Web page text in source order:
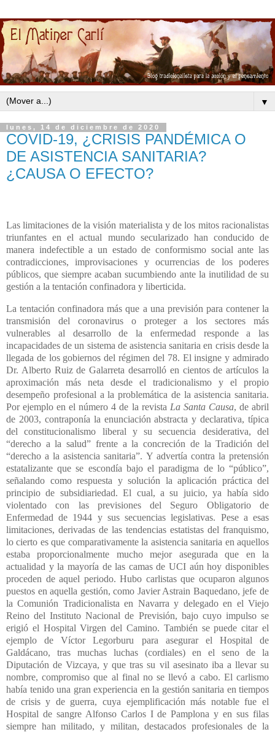
▼
lunes, 14 de diciembre de 2020
COVID-19, ¿CRISIS PANDÉMICA O
DE ASISTENCIA SANITARIA?
¿CAUSA O EFECTO?
Las limitaciones de la visión materialista y de los mitos racionalistas
triunfantes en el actual mundo secularizado han conducido de
manera indefectible a un estado de conformismo social ante las
contradicciones, improvisaciones y ocurrencias de los poderes
públicos, que siempre acaban sucumbiendo ante la inutilidad de su
gestión a la tentación confinadora y liberticida.
La tentación confinadora más que a una previsión para contener la
transmisión del coronavirus o proteger a los sectores más
vulnerables al desarrollo de la enfermedad responde a las
incapacidades de un sistema de asistencia sanitaria en crisis desde la
llegada de los gobiernos del régimen del 78. El insigne y admirado
Dr. Alberto Ruiz de Galarreta desarrolló en cientos de artículos la
aproximación más neta desde el tradicionalismo y el propio
desempeño profesional a la problemática de la asistencia sanitaria.
Por ejemplo en el número 4 de la revista La Santa Causa, de abril
de 2003, contraponía la enunciación abstracta y declarativa, típica
del constitucionalismo liberal y su secuencia desiderativa, del
“derecho a la salud” frente a la concreción de la Tradición del
“derecho a la asistencia sanitaria”. Y advertía contra la pretensión
estatalizante que se escondía bajo el paradigma de lo “público”,
señalando como respuesta y solución la aplicación práctica del
principio de subsidiariedad. El cual, a su juicio, ya había sido
violentado con las previsiones del Seguro Obligatorio de
Enfermedad de 1944 y sus secuencias legislativas. Pese a esas
limitaciones, derivadas de las tendencias estatistas del franquismo,
lo cierto es que comparativamente la asistencia sanitaria en aquellos
estaba proporcionalmente mucho mejor asegurada que en la
actualidad y la mayoría de las camas de UCI aún hoy disponibles
proceden de aquel periodo. Hubo carlistas que ocuparon algunos
puestos en aquella gestión, como Javier Astrain Baquedano, jefe de
la Comunión Tradicionalista en Navarra y delegado en el Viejo
Reino del Instituto Nacional de Previsión, bajo cuyo impulso se
erigió el Hospital Virgen del Camino. También se puede citar el
ejemplo de Víctor Legorburu para asegurar el Hospital de
Galdácano, tras muchas luchas (cordiales) en el seno de la
Diputación de Vizcaya, y que tras su vil asesinato iba a llevar su
nombre, compromiso que al final no se llevó a cabo. El carlismo
había tenido una gran experiencia en la gestión sanitaria en tiempos
de crisis y de guerra, cuya ejemplificación más notable fue el
Hospital de sangre Alfonso Carlos I de Pamplona y en sus filas
siempre han militado, y militan, destacados profesionales de la